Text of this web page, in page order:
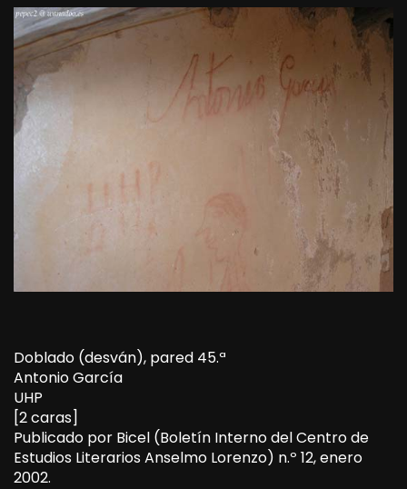
Doblado (desván), pared 45.ª
Antonio García
UHP
[2 caras]
Publicado por Bicel (Boletín Interno del Centro de
Estudios Literarios Anselmo Lorenzo) n.º 12, enero
2002.